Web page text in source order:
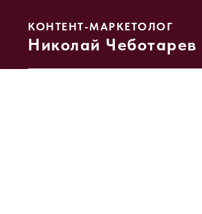
КОНТЕНТ-МАРКЕТОЛОГ
Николай Чеботарев